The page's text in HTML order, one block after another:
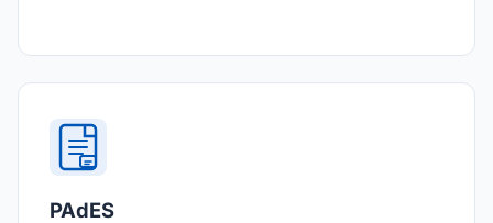
PAdES